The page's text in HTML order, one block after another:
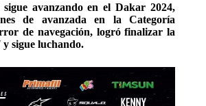
avanzando en el Dakar 2024,
de avanzada en la Categoría
de navegación, logró finalizar la
sigue luchando.